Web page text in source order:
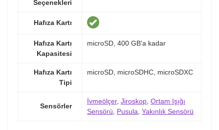
Seçenekleri
Hafıza Kartı
Hafıza Kartı
Kapasitesi
microSD, 400 GB'a kadar
Hafıza Kartı
Tipi
microSD, microSDHC, microSDXC
Sensörler
İvmeölçer, Jiroskop Ortam Işığı
Sensörü
Pusula Yakınlık Sensörü